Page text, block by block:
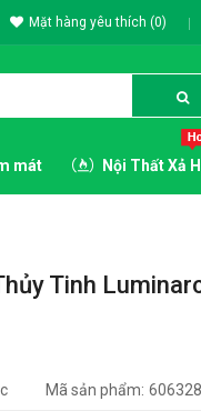
Mặt hàng yêu thích (0)
mát Nội Thất Xả
Tinh
Mã sản phẩm: